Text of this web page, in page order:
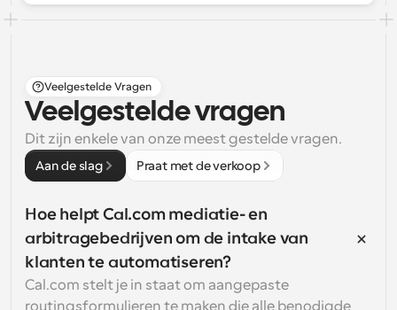
Veelgestelde Vragen
Veelgestelde vragen
Dit zijn enkele van onze meest gestelde vragen.
Aan de slag Praat met de verkoop
Hoe helpt Cal.com mediatie- en
arbitragebedrijven om de intake van
klanten te automatiseren?
Cal.com stelt je in staat om aangepaste
routingsformulieren te maken die alle benodigde